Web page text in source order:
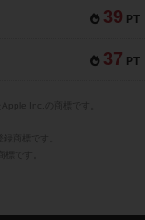
39 PT
37 PT
Inc.の商標です。
です。